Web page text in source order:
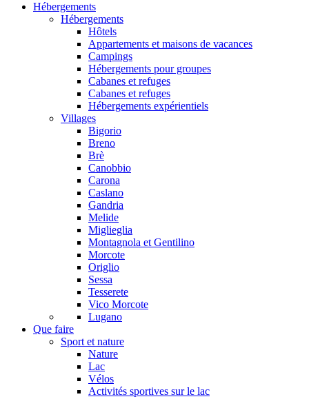
Hébergements
Hébergements
Hôtels
Appartements et maisons de vacances
Campings
Hébergements pour groupes
Cabanes et refuges
Cabanes et refuges
Hébergements expérientiels
Villages
Bigorio
Breno
Brè
Canobbio
Carona
Caslano
Gandria
Melide
Miglieglia
Montagnola et Gentilino
Morcote
Origlio
Sessa
Tesserete
Vico Morcote
Lugano
Que faire
Sport et nature
Nature
Lac
Vélos
Activités sportives sur le lac